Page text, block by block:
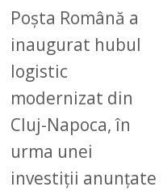
Poșta Română a
inaugurat hubul
logistic
modernizat din
Cluj-Napoca, în
urma unei
investiții anunțate